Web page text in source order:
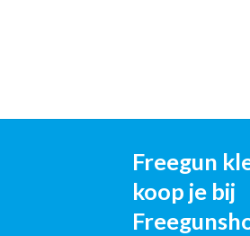
Freegun
koop je bij